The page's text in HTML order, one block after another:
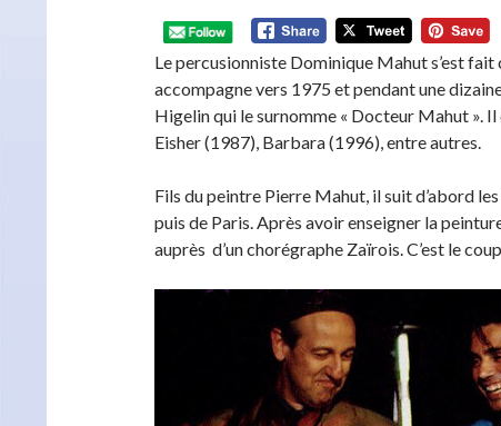
Le percusionniste Dominique Mahut s’est
accompagne vers 1975 et pendant une
Higelin qui le surnomme « Docteur Mahut ».
Eisher (1987), Barbara (1996), entre autres.
Fils du peintre Pierre Mahut, il suit d’abord
puis de Paris. Après avoir enseigner la
auprès d’un chorégraphe Zaïrois. C’est le